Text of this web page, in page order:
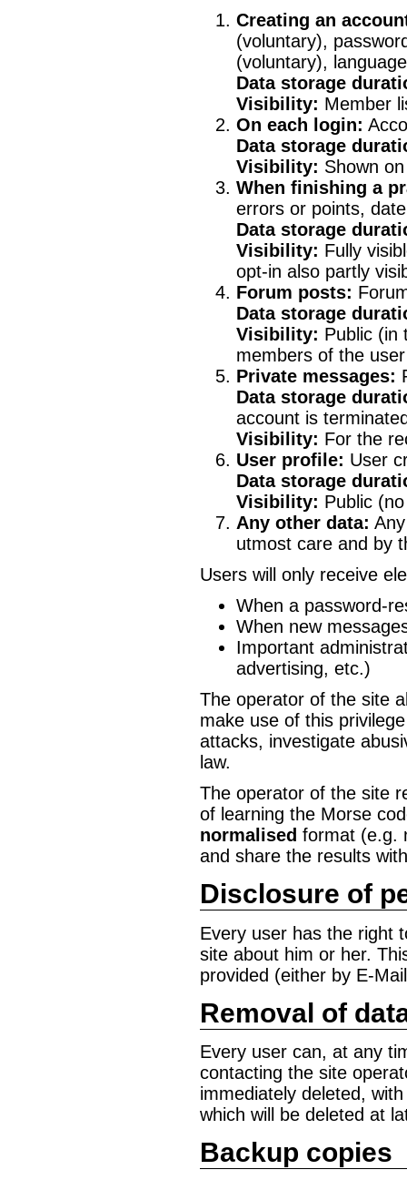
Creating an
(voluntary),
(voluntary),
Data storage
Visibility: Member
On each login:
Data storage
Visibility: Shown
When finishing a
errors or points,
Data storage
Visibility: Fully
opt-in also partly
Forum posts:
Data storage
Visibility: Public (in
members of the
Private messages:
Data storage
account is
Visibility: For the
User profile: User
Data storage
Visibility: Public
Any other data:
utmost care and by
Users will only receive
When a password-
When new
Important
advertising, etc.)
The operator of the site
make use of this
attacks, investigate
law.
The operator of the site
of learning the Morse
normalised format (e.g.
and share the results
Disclosure of
Every user has the right
site about him or her.
provided (either by E-
Removal of
Every user can, at any
contacting the site
immediately deleted,
which will be deleted at
Backup copies